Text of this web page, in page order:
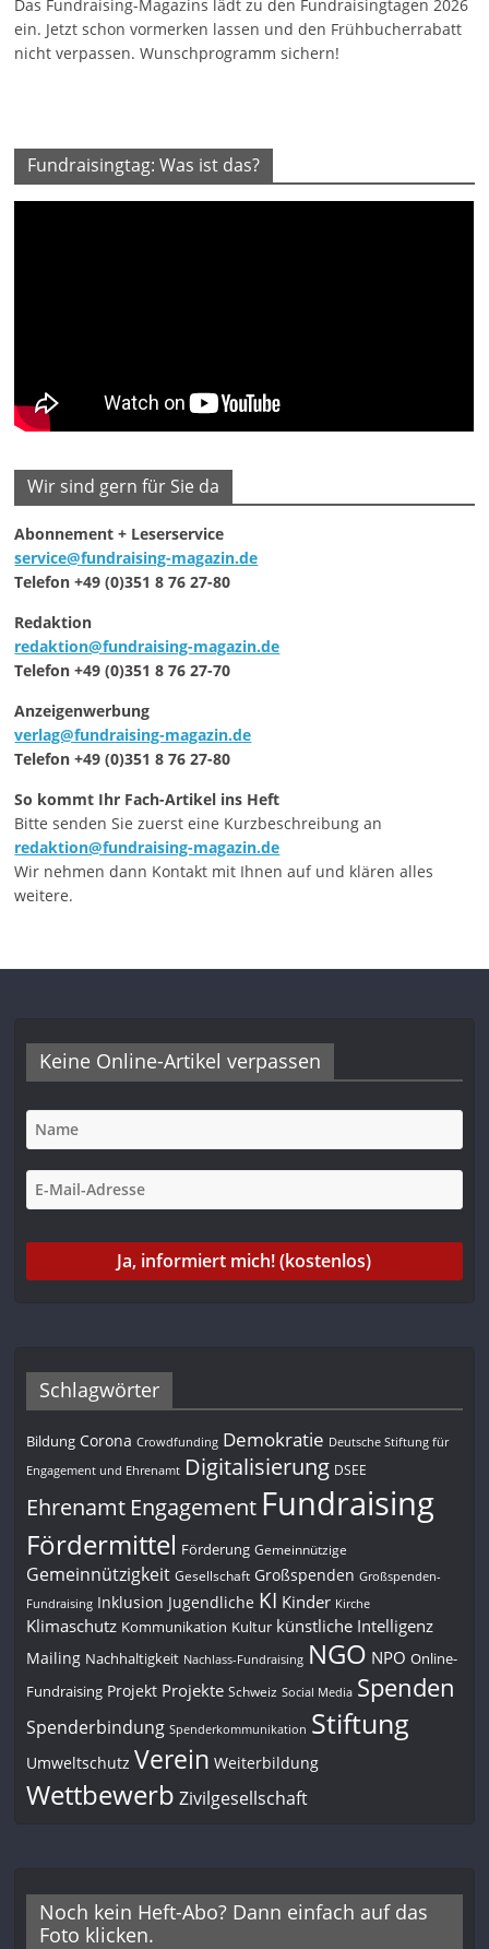
Das Fundraising-Magazins lädt zu den Fundraisingtagen 2026
ein. Jetzt schon vormerken lassen und den Frühbucherrabatt
nicht verpassen. Wunschprogramm sichern!
Fundraisingtag: Was ist das?
Wir sind gern für Sie da
Abonnement + Leserservice
service@fundraising-magazin.de
Telefon +49 (0)351 8 76 27-80
Redaktion
redaktion@fundraising-magazin.de
Telefon +49 (0)351 8 76 27-70
Anzeigenwerbung
verlag@fundraising-magazin.de
Telefon +49 (0)351 8 76 27-80
So kommt Ihr Fach-Artikel ins Heft
Bitte senden Sie zuerst eine Kurzbeschreibung an
redaktion@fundraising-magazin.de
Wir nehmen dann Kontakt mit Ihnen auf und klären alles
weitere.
Keine Online-Artikel verpassen
Schlagwörter
Bildung Corona Crowdfunding Demokratie Deutsche Stiftung für
Engagement und Ehrenamt Digitalisierung DSEE
Ehrenamt Engagement Fundraising
Fördermittel Förderung Gemeinnützige
Gemeinnützigkeit Gesellschaft Großspenden Großspenden-
Fundraising Inklusion Jugendliche KI Kinder Kirche
Klimaschutz Kommunikation Kultur künstliche Intelligenz
Mailing Nachhaltigkeit Nachlass-Fundraising NGO NPO Online-
Fundraising Projekt Projekte Schweiz Social Media Spenden
Spenderbindung Spenderkommunikation Stiftung
Umweltschutz Verein Weiterbildung
Wettbewerb Zivilgesellschaft
Noch kein Heft-Abo? Dann einfach auf das
Foto klicken.